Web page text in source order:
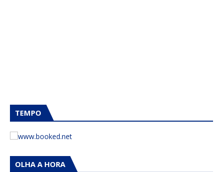
TEMPO
OLHA A HORA